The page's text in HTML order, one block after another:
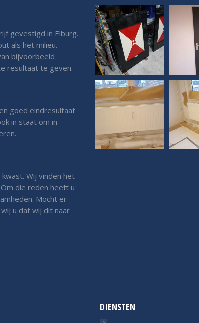
gevestigd in Elburg.
als het milieu.
bijvoorbeeld
resultaat te geven.
goed eindresultaat
in staat om in
Wij vinden het
die reden heeft u
Mocht er
u dat wij dit naar
DIENSTEN